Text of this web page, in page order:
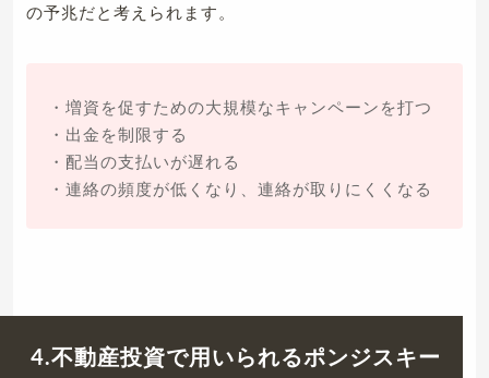
の予兆だと考えられます。
・増資を促すための大規模なキャンペーンを打つ
・出金を制限する
・配当の支払いが遅れる
・連絡の頻度が低くなり、連絡が取りにくくなる
4.不動産投資で用いられるポンジスキー